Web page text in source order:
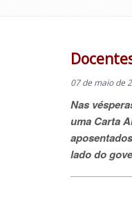
07 de maio de
Nas
uma Carta
lado do